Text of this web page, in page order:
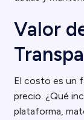
Valor
El costo es un
precio. ¿Qué
plataforma,